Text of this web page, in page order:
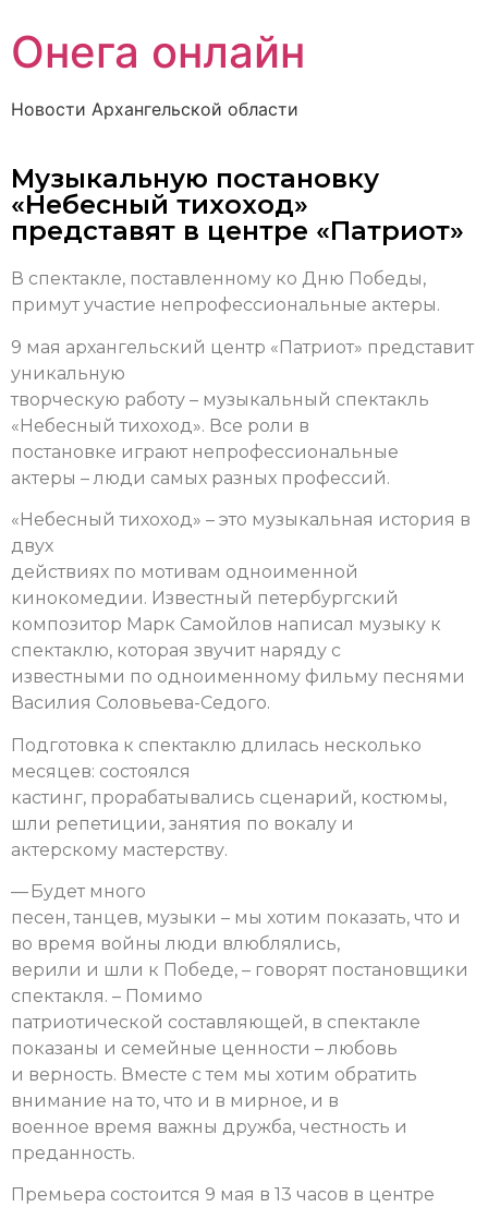
Онега онлайн
Новости Архангельской области
Музыкальную постановку
«Небесный тихоход»
представят в центре «Патриот»
В спектакле, поставленному ко Дню Победы,
примут участие непрофессиональные актеры.
9 мая архангельский центр «Патриот» представит
уникальную
творческую работу – музыкальный спектакль
«Небесный тихоход». Все роли в
постановке играют непрофессиональные
актеры – люди самых разных профессий.
«Небесный тихоход» – это музыкальная история в
двух
действиях по мотивам одноименной
кинокомедии. Известный петербургский
композитор Марк Самойлов написал музыку к
спектаклю, которая звучит наряду с
известными по одноименному фильму песнями
Василия Соловьева-Седого.
Подготовка к спектаклю длилась несколько
месяцев: состоялся
кастинг, прорабатывались сценарий, костюмы,
шли репетиции, занятия по вокалу и
актерскому мастерству.
— Будет много
песен, танцев, музыки – мы хотим показать, что и
во время войны люди влюблялись,
верили и шли к Победе, – говорят постановщики
спектакля. – Помимо
патриотической составляющей, в спектакле
показаны и семейные ценности – любовь
и верность. Вместе с тем мы хотим обратить
внимание на то, что и в мирное, и в
военное время важны дружба, честность и
преданность.
Премьера состоится 9 мая в 13 часов в центре